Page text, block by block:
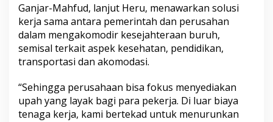
Ganjar-Mahfud, lanjut Heru, menawarkan solusi
kerja sama antara pemerintah dan perusahan
dalam mengakomodir kesejahteraan buruh,
semisal terkait aspek kesehatan, pendidikan,
transportasi dan akomodasi.
“Sehingga perusahaan bisa fokus menyediakan
upah yang layak bagi para pekerja. Di luar biaya
tenaga kerja, kami bertekad untuk menurunkan